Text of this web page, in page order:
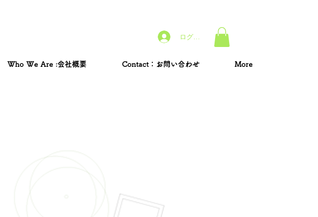
ログイン
Who We Are :会社概要 Contact：お問い合わせ More